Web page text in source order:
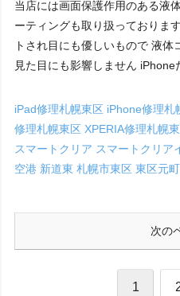
当店には画面保護作用のある液
ーティングも取り扱っておりま
トされ目にも優しいもので 液
見た目にも影響しません
iPad修理札幌東区 iPhone修理札
修理札幌東区XPERIA修理札幌
スマートクリア スマートクリア
空港 新道東札幌市東区東区元
次の
1